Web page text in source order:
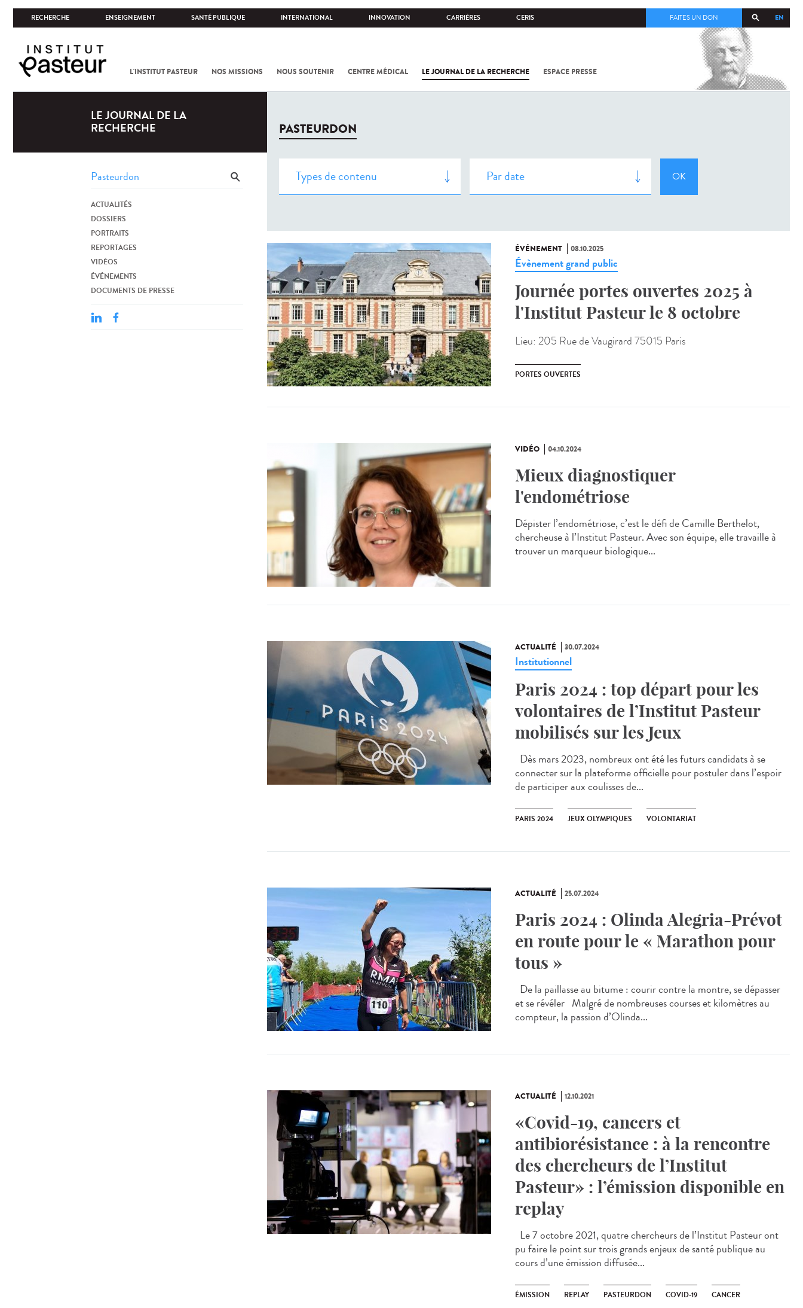
RECHERCHE ENSEIGNEMENT SANTÉ PUBLIQUE INTERNATIONAL INNOVATION CARRIÈRES CERIS EN
FAITES UN DON
L'INSTITUT PASTEUR NOS MISSIONS NOUS SOUTENIR CENTRE MÉDICAL LE JOURNAL DE LA RECHERCHE ESPACE PRESSE
COV-2 /
LE JOURNAL DE LA
RECHERCHE
ACTUALITÉS
DOSSIERS
PORTRAITS
REPORTAGES
VIDÉOS
ÉVÉNEMENTS
DOCUMENTS DE PRESSE
PASTEURDON
ÉVÉNEMENT 08.10.2025
Évènement grand public
Journée portes ouvertes 2025 à
l'Institut Pasteur le 8 octobre
Lieu: 205 Rue de Vaugirard 75015 Paris
PORTES OUVERTES
VIDÉO 04.10.2024
Mieux diagnostiquer
l'endométriose
Dépister l’endométriose, c’est le défi de Camille Berthelot,
chercheuse à l’Institut Pasteur. Avec son équipe, elle travaille à
trouver un marqueur biologique...
ACTUALITÉ 30.07.2024
Institutionnel
Paris 2024 : top départ pour les
volontaires de l’Institut Pasteur
mobilisés sur les Jeux
Dès mars 2023, nombreux ont été les futurs candidats à se
connecter sur la plateforme officielle pour postuler dans l’espoir
de participer aux coulisses de...
PARIS 2024 JEUX OLYMPIQUES VOLONTARIAT
ACTUALITÉ 25.07.2024
Paris 2024 : Olinda Alegria-Prévot
en route pour le « Marathon pour
tous »
De la paillasse au bitume : courir contre la montre, se dépasser
et se révéler Malgré de nombreuses courses et kilomètres au
compteur, la passion d’Olinda...
ACTUALITÉ 12.10.2021
«Covid-19, cancers et
antibiorésistance : à la rencontre
des chercheurs de l’Institut
Pasteur» : l’émission disponible en
replay
Le 7 octobre 2021, quatre chercheurs de l’Institut Pasteur ont
pu faire le point sur trois grands enjeux de santé publique au
cours d’une émission diffusée...
ÉMISSION REPLAY PASTEURDON COVID-19 CANCER